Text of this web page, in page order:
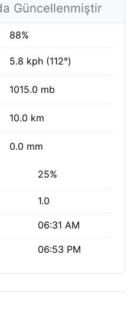
Güncellenmiştir
88%
5.8 kph (112°)
1015.0 mb
10.0 km
0.0 mm
25%
1.0
06:31 AM
06:53 PM